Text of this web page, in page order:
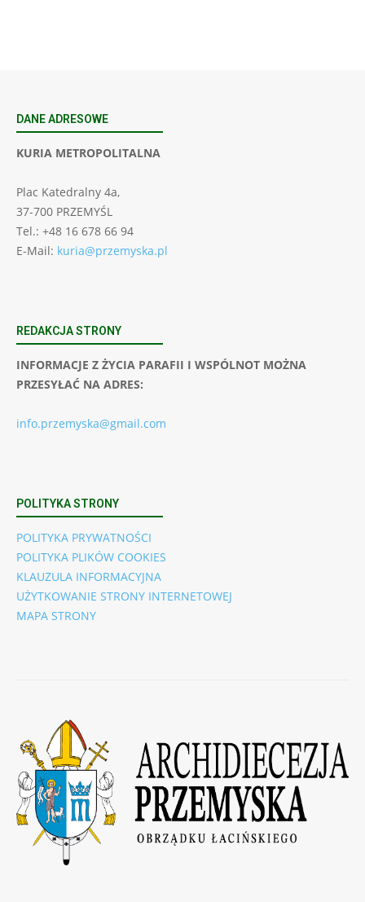
DANE ADRESOWE
KURIA METROPOLITALNA
Plac Katedralny 4a,
37-700 PRZEMYŚL
Tel.: +48 16 678 66 94
E-Mail: kuria@przemyska.pl
REDAKCJA STRONY
INFORMACJE Z ŻYCIA PARAFII I WSPÓLNOT MOŻNA
PRZESYŁAĆ NA ADRES:
info.przemyska@gmail.com
POLITYKA STRONY
POLITYKA PRYWATNOŚCI
POLITYKA PLIKÓW COOKIES
KLAUZULA INFORMACYJNA
UŻYTKOWANIE STRONY INTERNETOWEJ
MAPA STRONY